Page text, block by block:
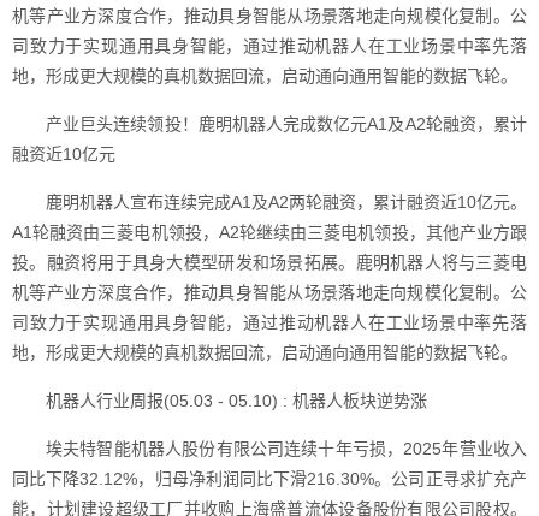
机等产业方深度合作，推动具身智能从场景落地走向规模化复制。公
司致力于实现通用具身智能，通过推动机器人在工业场景中率先落
地，形成更大规模的真机数据回流，启动通向通用智能的数据飞轮。
产业巨头连续领投！鹿明机器人完成数亿元A1及A2轮融资，累计
融资近10亿元
鹿明机器人宣布连续完成A1及A2两轮融资，累计融资近10亿元。
A1轮融资由三菱电机领投，A2轮继续由三菱电机领投，其他产业方跟
投。融资将用于具身大模型研发和场景拓展。鹿明机器人将与三菱电
机等产业方深度合作，推动具身智能从场景落地走向规模化复制。公
司致力于实现通用具身智能，通过推动机器人在工业场景中率先落
地，形成更大规模的真机数据回流，启动通向通用智能的数据飞轮。
机器人行业周报(05.03 - 05.10) : 机器人板块逆势涨
埃夫特智能机器人股份有限公司连续十年亏损，2025年营业收入
同比下降32.12%，归母净利润同比下滑216.30%。公司正寻求扩充产
能，计划建设超级工厂并收购上海盛普流体设备股份有限公司股权。